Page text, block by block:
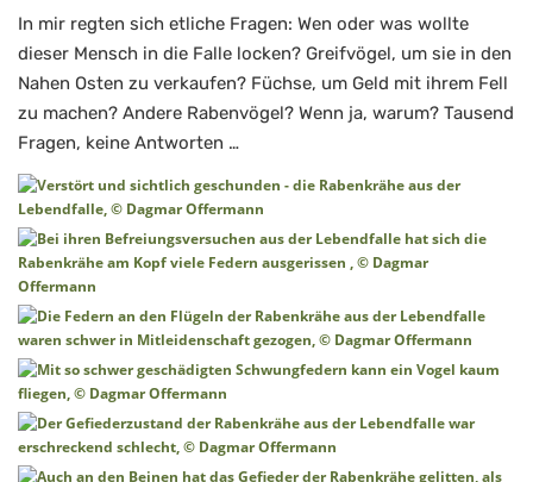
In mir regten sich etliche Fragen: Wen oder was wollte
dieser Mensch in die Falle locken? Greifvögel, um sie in den
Nahen Osten zu verkaufen? Füchse, um Geld mit ihrem Fell
zu machen? Andere Rabenvögel? Wenn ja, warum? Tausend
Fragen, keine Antworten …